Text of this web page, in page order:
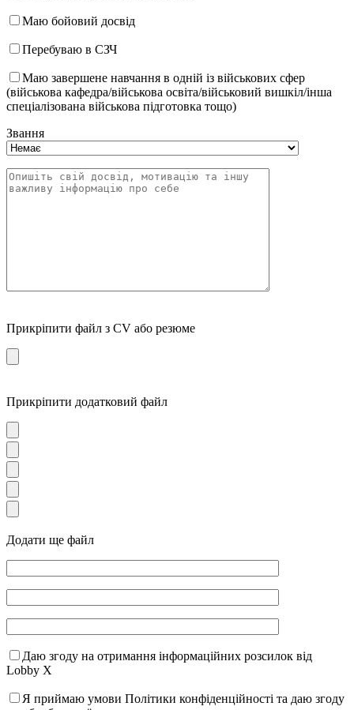
Маю бойовий досвід
Перебуваю в СЗЧ
Маю завершене навчання в одній із військових сфер
(військова кафедра/військова освіта/військовий вишкіл/інша
спеціалізована військова підготовка тощо)
Звання
Прикріпити файл з CV або резюме
Прикріпити додатковий файл
Додати ще файл
Даю згоду на отримання інформаційних розсилок від
Lobby X
Я приймаю умови Політики конфіденційності та даю згоду